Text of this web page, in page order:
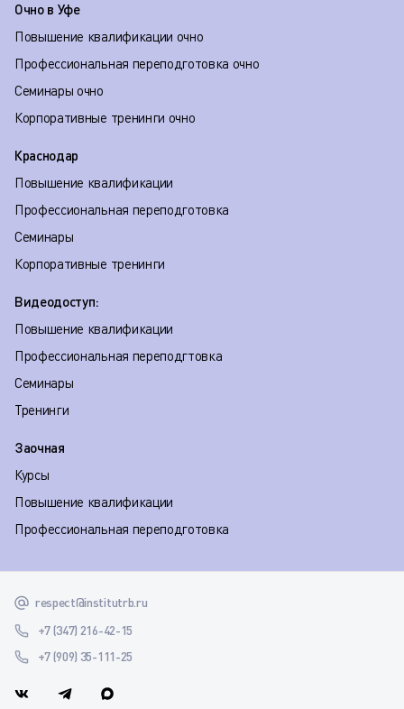
Очно в Уфе
Повышение квалификации очно
Профессиональная переподготовка очно
Семинары очно
Корпоративные тренинги очно
Краснодар
Повышение квалификации
Профессиональная переподготовка
Семинары
Корпоративные тренинги
Видеодоступ:
Повышение квалификации
Профессиональная переподгтовка
Семинары
Тренинги
Заочная
Курсы
Повышение квалификации
Профессиональная переподготовка
respect@institutrb.ru
+7 (347) 216-42-15
+7 (909) 35-111-25